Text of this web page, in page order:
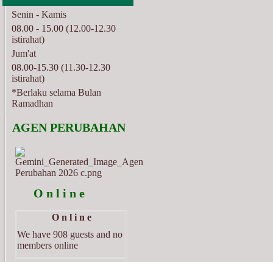
Senin - Kamis
08.00 - 15.00 (12.00-12.30
istirahat)
Jum'at
08.00-15.30 (11.30-12.30
istirahat)
*Berlaku selama Bulan
Ramadhan
AGEN
          O n l i n e
O n l i n e
We have 908 guests and no
members online